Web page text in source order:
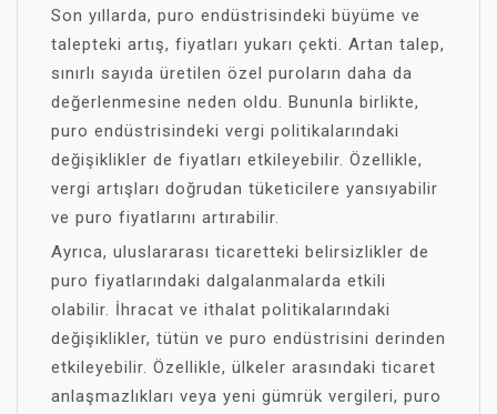
Son yıllarda, puro endüstrisindeki büyüme ve
talepteki artış, fiyatları yukarı çekti. Artan talep,
sınırlı sayıda üretilen özel puroların daha da
değerlenmesine neden oldu. Bununla birlikte,
puro endüstrisindeki vergi politikalarındaki
değişiklikler de fiyatları etkileyebilir. Özellikle,
vergi artışları doğrudan tüketicilere yansıyabilir
ve puro fiyatlarını artırabilir.
Ayrıca, uluslararası ticaretteki belirsizlikler de
puro fiyatlarındaki dalgalanmalarda etkili
olabilir. İhracat ve ithalat politikalarındaki
değişiklikler, tütün ve puro endüstrisini derinden
etkileyebilir. Özellikle, ülkeler arasındaki ticaret
anlaşmazlıkları veya yeni gümrük vergileri, puro